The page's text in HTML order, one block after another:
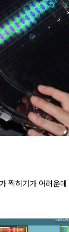
찍히기가 어려운